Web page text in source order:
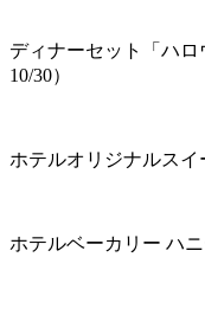
ディナーセット「ハロ
10/30）
ホテルオリジナルスイ
ホテルベーカリー ハ